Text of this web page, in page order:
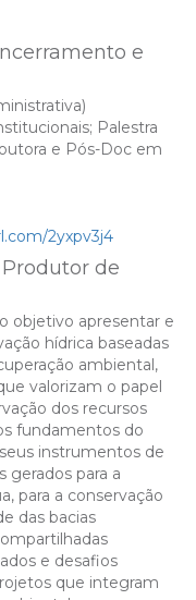
e
Palestra
outora e Pós-Doc em
2yxpv3j4
Produtor de
objetivo apresentar e
hídrica baseadas
ambiental,
valorizam o papel
dos recursos
fundamentos do
instrumentos de
gerados para a
para a conservação
das bacias
e desafios
que integram